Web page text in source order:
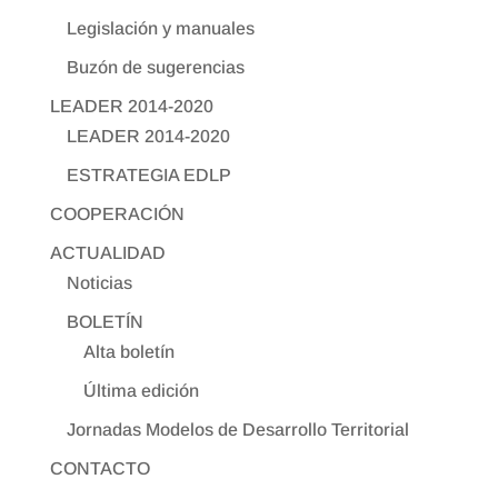
Legislación y manuales
Buzón de sugerencias
LEADER 2014-2020
LEADER 2014-2020
ESTRATEGIA EDLP
COOPERACIÓN
ACTUALIDAD
Noticias
BOLETÍN
Alta boletín
Última edición
Jornadas Modelos de Desarrollo Territorial
CONTACTO